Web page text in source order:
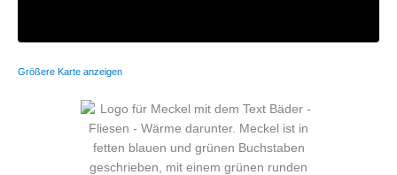
Größere Karte anzeigen